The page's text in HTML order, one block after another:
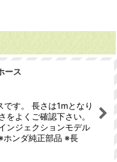
ース
す。 長さは1mとなり
をよくご確認下さい。
ンジェクションモデル
ホンダ純正部品 ※長